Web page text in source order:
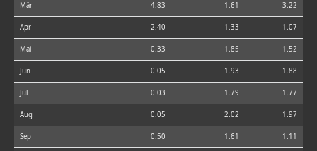
Mär 4.83 1.61 -3.22
Apr 2.40 1.33 -1.07
Mai 0.33 1.85 1.52
Jun 0.05 1.93 1.88
Jul 0.03 1.79 1.77
Aug 0.05 2.02 1.97
Sep 0.50 1.61 1.11